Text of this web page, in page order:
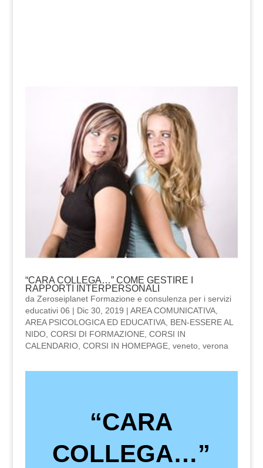
“CARA COLLEGA…” COME GESTIRE I
RAPPORTI INTERPERSONALI
da Zeroseiplanet Formazione e consulenza per i servizi
educativi 06 | Dic 30, 2019 | AREA COMUNICATIVA,
AREA PSICOLOGICA ED EDUCATIVA, BEN-ESSERE AL
NIDO, CORSI DI FORMAZIONE, CORSI IN
CALENDARIO, CORSI IN HOMEPAGE, veneto, verona
“CARA
COLLEGA…”